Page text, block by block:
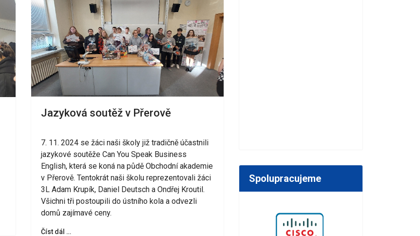
Jazyková soutěž v Přerově
7. 11. 2024 se žáci naši školy již tradičně účastnili
jazykové soutěže Can You Speak Business
English, která se koná na půdě Obchodní akademie
v Přerově. Tentokrát naši školu reprezentovali žáci
3L Adam Krupík, Daniel Deutsch a Ondřej Kroutil.
Všichni tři postoupili do ústního kola a odvezli
domů zajímavé ceny.
Číst dál …
Spolupracujeme